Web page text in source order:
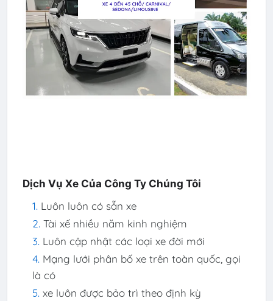
Dịch Vụ Xe Của Công Ty Chúng Tôi
Luôn luôn có sẵn xe
Tài xế nhiều năm kinh nghiệm
Luôn cập nhật các loại xe đời mới
Mạng lưới phân bố xe trên toàn quốc, gọi
là có
xe luôn được bảo trì theo định kỳ